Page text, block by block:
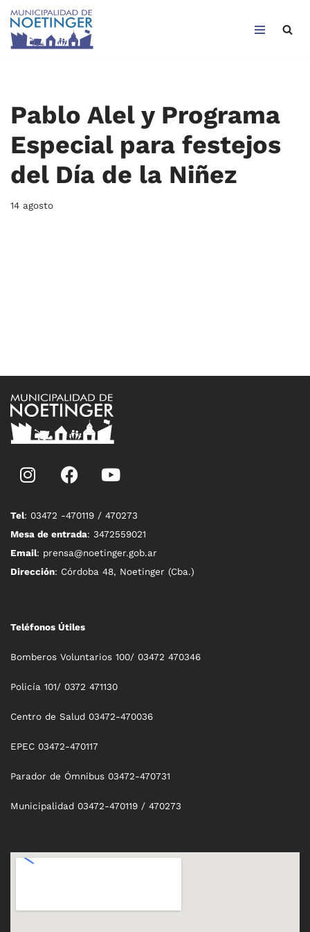
Saltar
Pablo Alel y Programa
Especial para festejos
del Día de la Niñez
14 agosto
Tel: 03472 -470119 / 470273
Mesa de entrada: 3472559021
Email: prensa@noetinger.gob.ar
Dirección: Córdoba 48, Noetinger (Cba.)
Teléfonos Útiles
Bomberos Voluntarios 100/ 03472 470346
Policía 101/ 0372 471130
Centro de Salud 03472-470036
EPEC 03472-470117
Parador de Ómnibus 03472-470731
Municipalidad 03472-470119 / 470273